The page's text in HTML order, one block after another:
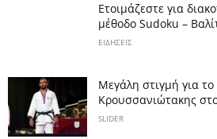
Ετοιμάζεστε για
μέθοδο Sudoku –
ΕΙΔΗΣΕΙΣ
Μεγάλη στιγμή για
Κρουσσανιώτακης
SLIDER